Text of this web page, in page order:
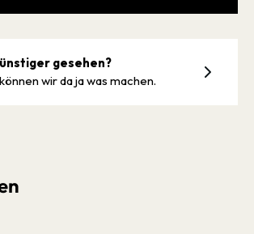
gesehen?
wir da ja was machen.